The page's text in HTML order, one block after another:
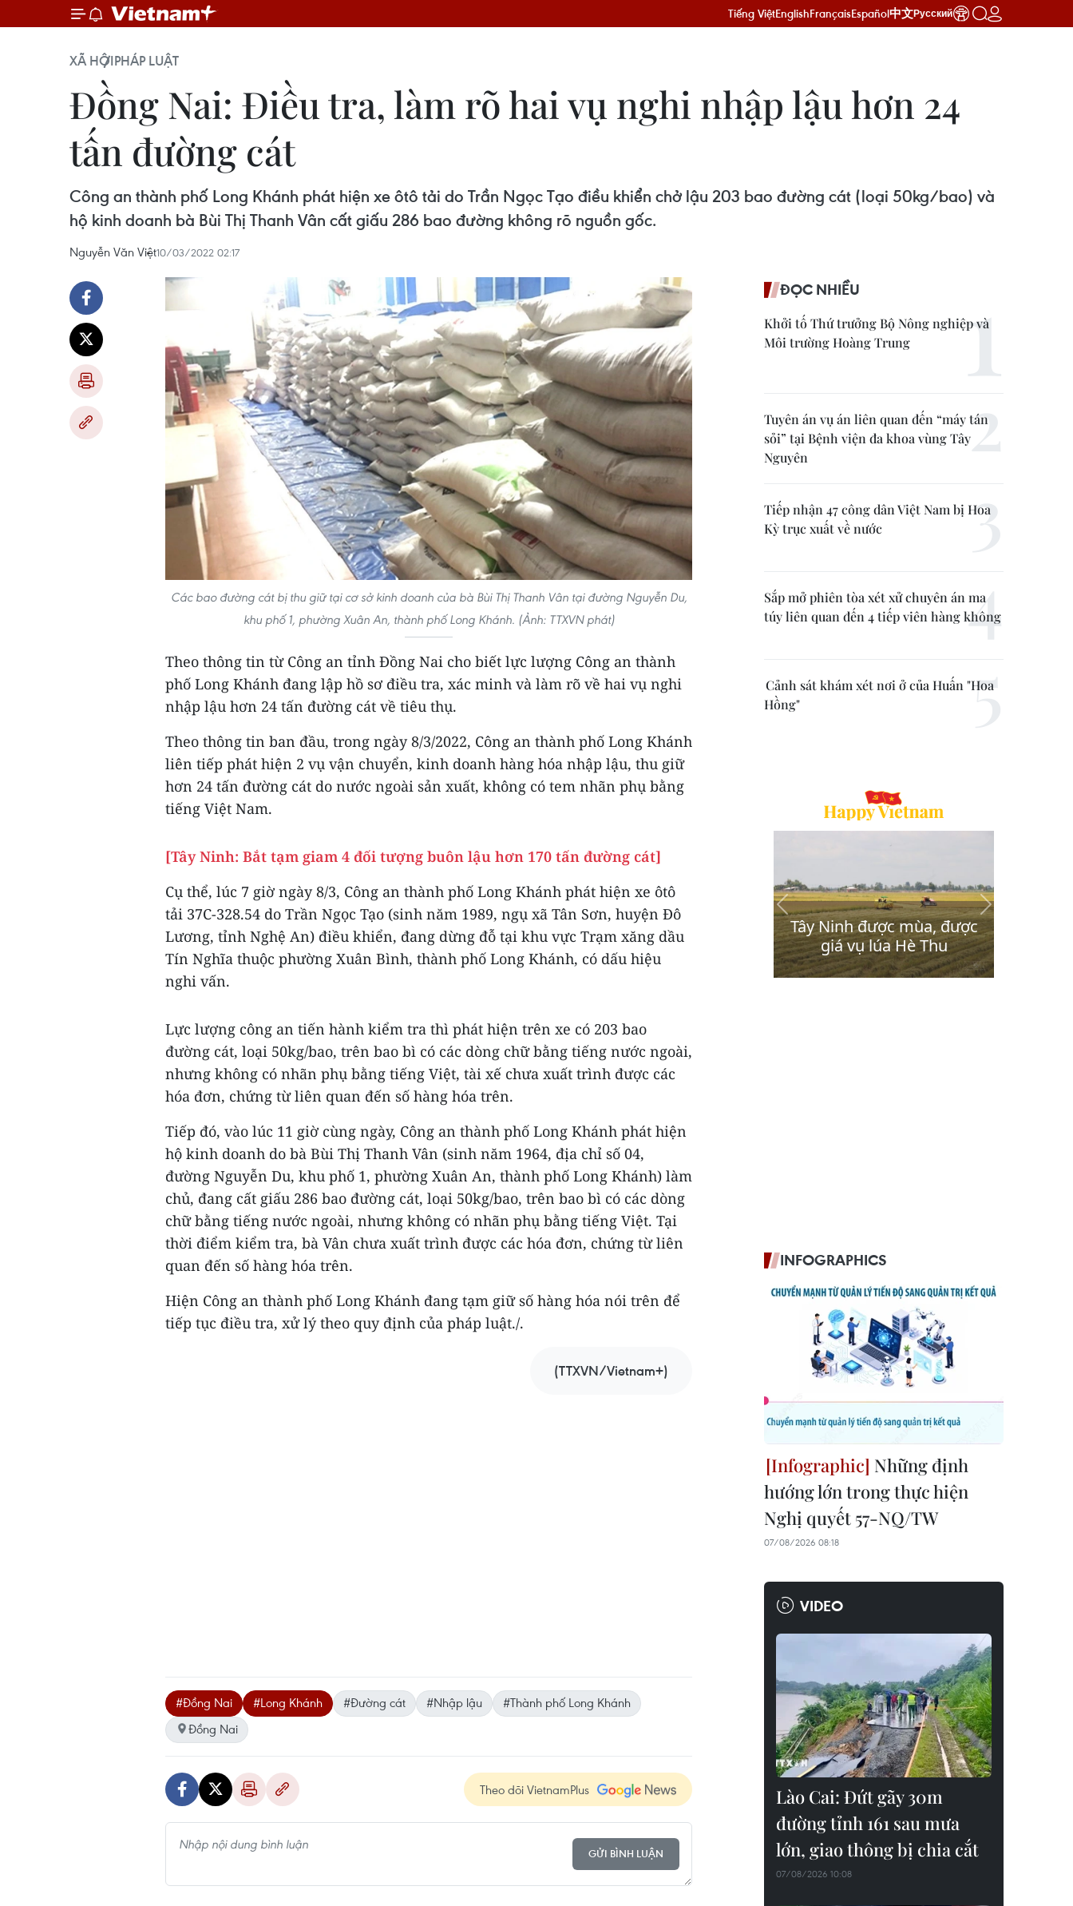
Tiếng ViệtEnglishFrançaisEspañol中文Русский
XÃ HỘIPHÁP LUẬT
Đồng Nai: Điều tra, làm rõ hai vụ nghi nhập lậu hơn 24
tấn đường cát
Công an thành phố Long Khánh phát hiện xe ôtô tải do Trần Ngọc Tạo điều khiển chở lậu 203 bao đường cát (loại 50kg/bao) và
hộ kinh doanh bà Bùi Thị Thanh Vân cất giấu 286 bao đường không rõ nguồn gốc.
Nguyễn Văn Việt10/03/2022 02:17
Các bao đường cát bị thu giữ tại cơ sở kinh doanh của bà Bùi Thị Thanh Vân tại đường Nguyễn Du,
khu phố 1, phường Xuân An, thành phố Long Khánh. (Ảnh: TTXVN phát)
Theo thông tin từ Công an tỉnh Đồng Nai cho biết lực lượng Công an thành
phố Long Khánh đang lập hồ sơ điều tra, xác minh và làm rõ về hai vụ nghi
nhập lậu hơn 24 tấn đường cát về tiêu thụ.
Theo thông tin ban đầu, trong ngày 8/3/2022, Công an thành phố Long Khánh
liên tiếp phát hiện 2 vụ vận chuyển, kinh doanh hàng hóa nhập lậu, thu giữ
hơn 24 tấn đường cát do nước ngoài sản xuất, không có tem nhãn phụ bằng
tiếng Việt Nam.
[Tây Ninh: Bắt tạm giam 4 đối tượng buôn lậu hơn 170 tấn đường cát]
Cụ thể, lúc 7 giờ ngày 8/3, Công an thành phố Long Khánh phát hiện xe ôtô
tải 37C-328.54 do Trần Ngọc Tạo (sinh năm 1989, ngụ xã Tân Sơn, huyện Đô
Lương, tỉnh Nghệ An) điều khiển, đang dừng đỗ tại khu vực Trạm xăng dầu
Tín Nghĩa thuộc phường Xuân Bình, thành phố Long Khánh, có dấu hiệu
nghi vấn.
Lực lượng công an tiến hành kiểm tra thì phát hiện trên xe có 203 bao
đường cát, loại 50kg/bao, trên bao bì có các dòng chữ bằng tiếng nước ngoài,
nhưng không có nhãn phụ bằng tiếng Việt, tài xế chưa xuất trình được các
hóa đơn, chứng từ liên quan đến số hàng hóa trên.
Tiếp đó, vào lúc 11 giờ cùng ngày, Công an thành phố Long Khánh phát hiện
hộ kinh doanh do bà Bùi Thị Thanh Vân (sinh năm 1964, địa chỉ số 04,
đường Nguyễn Du, khu phố 1, phường Xuân An, thành phố Long Khánh) làm
chủ, đang cất giấu 286 bao đường cát, loại 50kg/bao, trên bao bì có các dòng
chữ bằng tiếng nước ngoài, nhưng không có nhãn phụ bằng tiếng Việt. Tại
thời điểm kiểm tra, bà Vân chưa xuất trình được các hóa đơn, chứng từ liên
quan đến số hàng hóa trên.
Hiện Công an thành phố Long Khánh đang tạm giữ số hàng hóa nói trên để
tiếp tục điều tra, xử lý theo quy định của pháp luật./.
(TTXVN/Vietnam+)
#Đồng Nai #Long Khánh #Đường cát #Nhập lậu
#Thành phố Long Khánh
Đồng Nai
Theo dõi VietnamPlus
GỬI BÌNH LUẬN
ĐỌC NHIỀU
Khởi tố Thứ trưởng Bộ Nông nghiệp và
Môi trường Hoàng Trung
Tuyên án vụ án liên quan đến “máy tán
sỏi” tại Bệnh viện đa khoa vùng Tây
Nguyên
Tiếp nhận 47 công dân Việt Nam bị Hoa
Kỳ trục xuất về nước
Sắp mở phiên tòa xét xử chuyên án ma
túy liên quan đến 4 tiếp viên hàng không
Cảnh sát khám xét nơi ở của Huấn "Hoa
Hồng"
INFOGRAPHICS
Những định
hướng lớn trong thực hiện
Nghị quyết 57-NQ/TW
07/08/2026 08:18
VIDEO
Lào Cai: Đứt gãy 30m
đường tỉnh 161 sau mưa
lớn, giao thông bị chia cắt
07/08/2026 10:08